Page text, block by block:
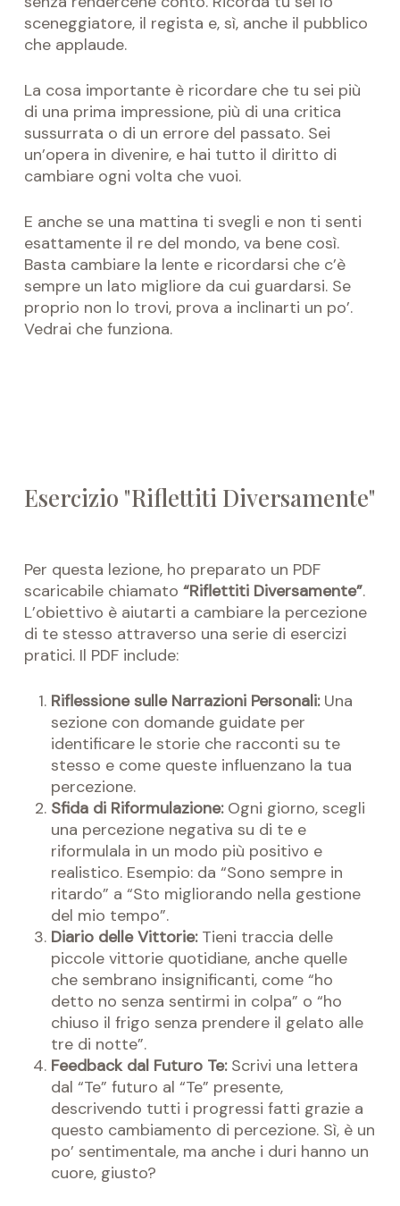
sceneggiatore, il regista e, sì, anche il pubblico
che applaude.
La cosa importante è ricordare che tu sei più
di una prima impressione, più di una critica
sussurrata o di un errore del passato. Sei
un’opera in divenire, e hai tutto il diritto di
cambiare ogni volta che vuoi.
E anche se una mattina ti svegli e non ti senti
esattamente il re del mondo, va bene così.
Basta cambiare la lente e ricordarsi che c’è
sempre un lato migliore da cui guardarsi. Se
proprio non lo trovi, prova a inclinarti un po’.
Vedrai che funziona.
Esercizio "Riflettiti Diversamente"
Per questa lezione, ho preparato un PDF
scaricabile chiamato “Riflettiti Diversamente”.
L’obiettivo è aiutarti a cambiare la percezione
di te stesso attraverso una serie di esercizi
pratici. Il PDF include:
Riflessione sulle Narrazioni Personali:Una
sezione con domande guidate per
identificare le storie che racconti su te
stesso e come queste influenzano la tua
percezione.
Sfida di Riformulazione:Ogni giorno, scegli
una percezione negativa su di te e
riformulala in un modo più positivo e
realistico. Esempio: da “Sono sempre in
ritardo” a “Sto migliorando nella gestione
del mio tempo”.
Diario delle Vittorie:Tieni traccia delle
piccole vittorie quotidiane, anche quelle
che sembrano insignificanti, come “ho
detto no senza sentirmi in colpa” o “ho
chiuso il frigo senza prendere il gelato alle
tre di notte”.
Feedback dal Futuro Te:Scrivi una lettera
dal “Te” futuro al “Te” presente,
descrivendo tutti i progressi fatti grazie a
questo cambiamento di percezione. Sì, è un
po’ sentimentale, ma anche i duri hanno un
cuore, giusto?